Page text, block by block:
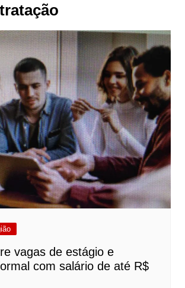
vagas de estágio e
com salário de até R$